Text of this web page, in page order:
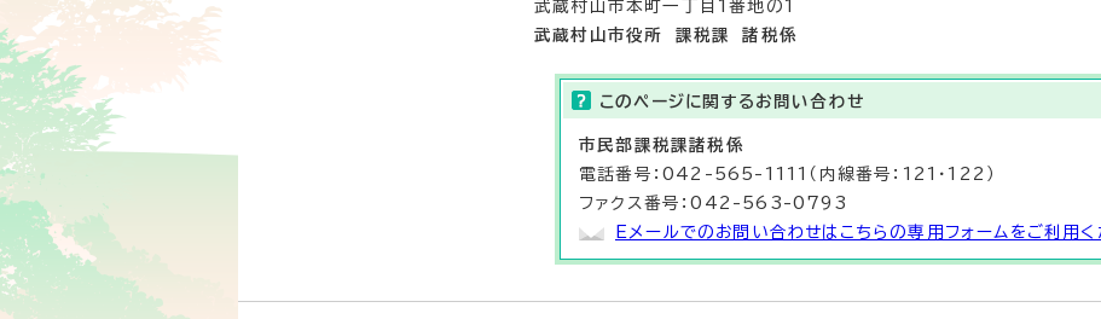
武蔵村山市本町一丁目1番地の1
武蔵村山市役所 課税課 諸税係
このページに関する お問い合わせ
市民部課税課諸税係
電話番号：042-565-1111（内線番号：121・122）
ファクス番号：042-563-0793
Eメールでのお問い合わせはこちらの専用フォームをご利用く